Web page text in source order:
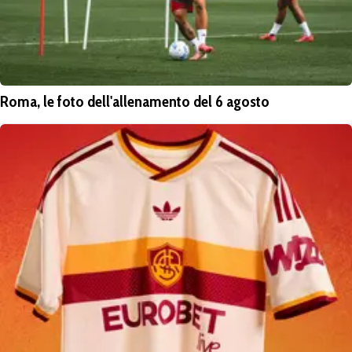
Roma, le foto dell'allenamento del 6 agosto